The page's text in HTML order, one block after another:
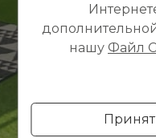
нашу Файл